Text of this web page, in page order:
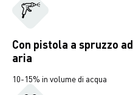
Con pistola a spruzzo ad
aria
10-15% in volume di acqua